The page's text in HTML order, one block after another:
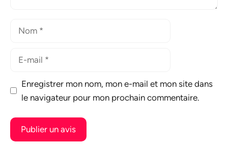
Enregistrer mon nom, mon e-mail et mon site dans
le navigateur pour mon prochain commentaire.